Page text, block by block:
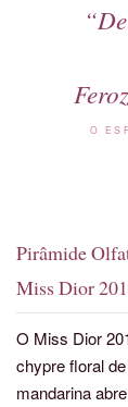
O
Pirâmide
Miss Dior
O Miss Dior
chypre floral
mandarina